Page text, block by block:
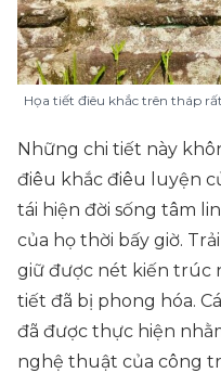
Họa tiết điêu khắc trên tháp
Những chi tiết này
điêu khắc điêu luyện
tái hiện đời sống tâm
của họ thời bấy giờ.
giữ được nét kiến trúc
tiết đã bị phong hóa.
đã được thực hiện
nghệ thuật của công